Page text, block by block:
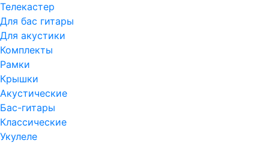
Телекастер
Для бас гитары
Для акустики
Комплекты
Рамки
Крышки
Акустические
Бас-гитары
Классические
Укулеле